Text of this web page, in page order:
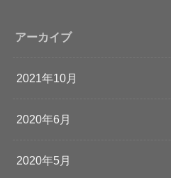
アーカイブ
2021年10月
2020年6月
2020年5月